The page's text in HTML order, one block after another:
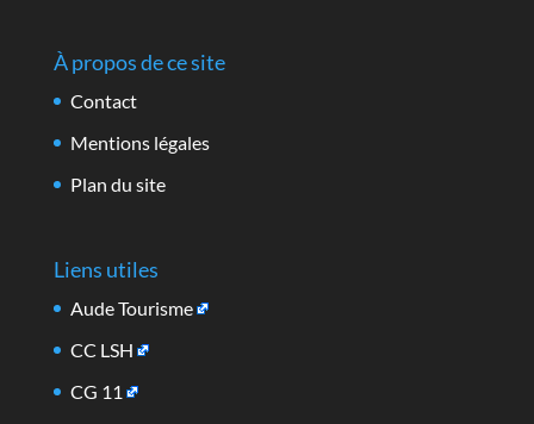
À propos de ce site
Contact
Mentions légales
Plan du site
Liens utiles
Aude Tourisme
CC LSH
CG 11